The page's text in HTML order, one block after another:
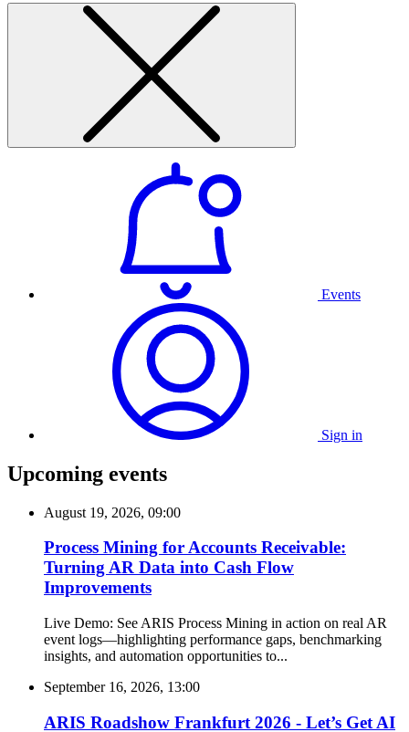
Events
Sign in
Upcoming events
August 19, 2026, 09:00
Process Mining for Accounts Receivable:
Turning AR Data into Cash Flow
Improvements
Live Demo: See ARIS Process Mining in action on real AR
event logs—highlighting performance gaps, benchmarking
insights, and automation opportunities to...
September 16, 2026, 13:00
ARIS Roadshow Frankfurt 2026 - Let’s Get AI